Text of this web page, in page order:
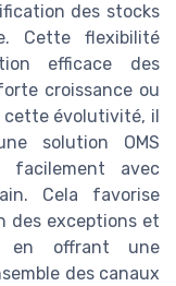
des stocks
Cette flexibilité
efficace des
croissance ou
cette évolutivité, il
solution OMS
facilement avec
Cela favorise
des exceptions et
en offrant une
des canaux